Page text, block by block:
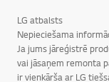
LG atbalsts
Nepieciešama
Ja jums jāreģistrē
vai jāsaņem remonta
ir vienkārša ar LG